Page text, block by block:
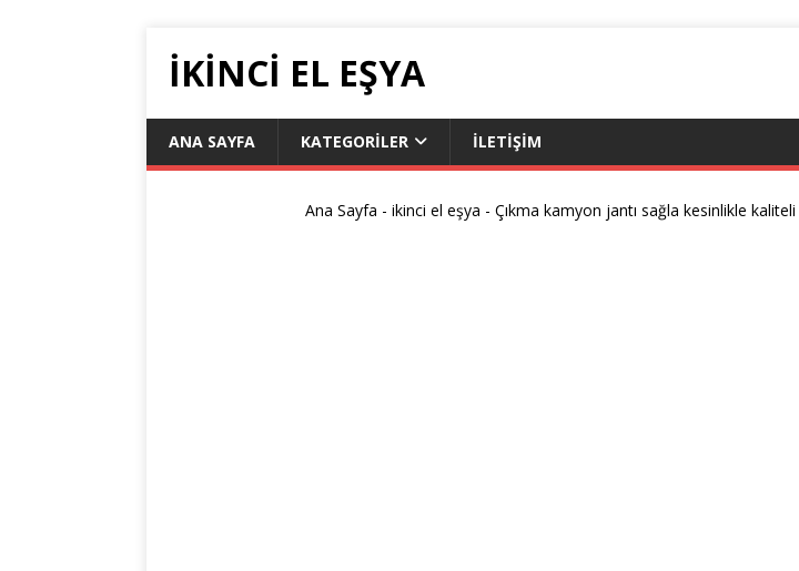
IKINCI EL EŞYA
ANA SAYFA KATEGORILER İLETIŞIM
Ana Sayfa -ikinci el eşya -Çıkma kamyon jantı sağla kesinlikle kaliteli